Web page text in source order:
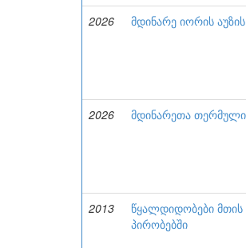
2026
მდინარე იორის
2026
მდინარეთა თერმული
2013
წყალდიდობები მთის
პირობებში